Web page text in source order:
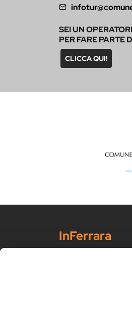
SEI UN
PER FARE PARTE
CLICCA QUI!
InFerrara
Portale ufficiale di